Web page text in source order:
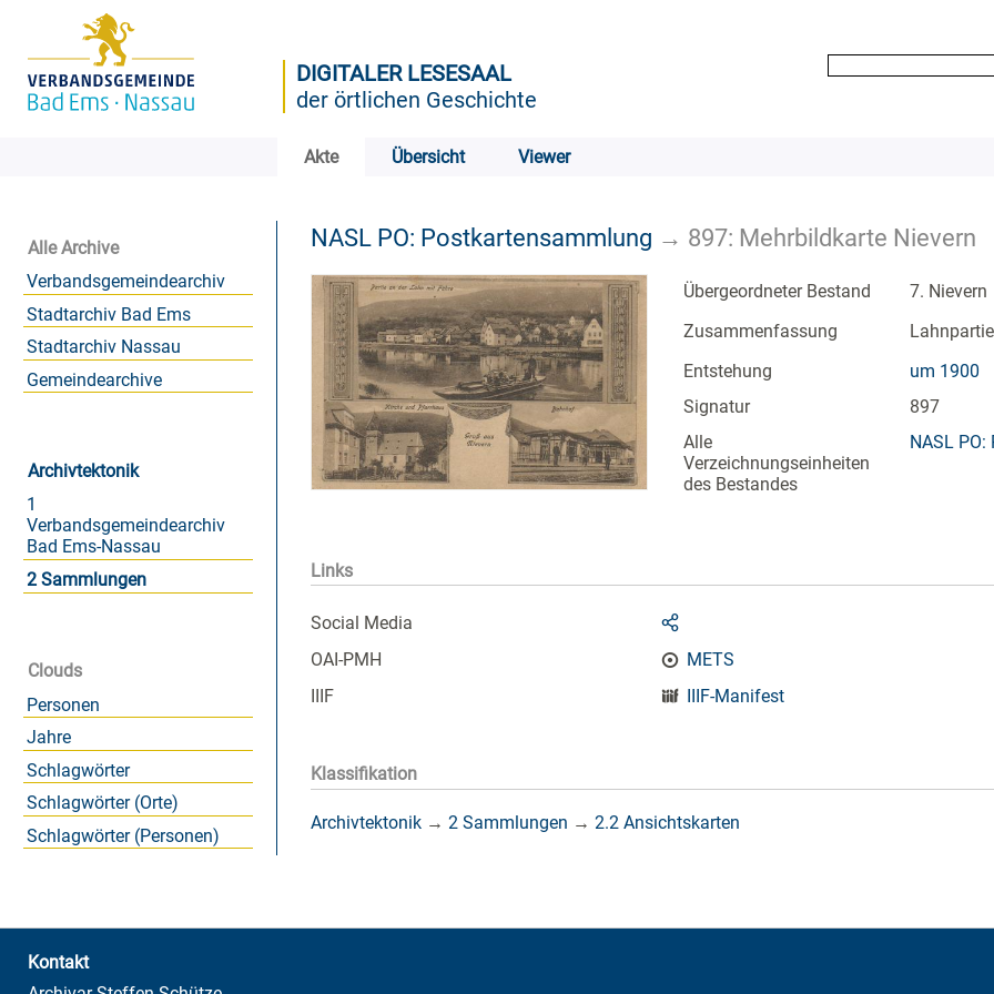
DIGITALER LESESAAL
der örtlichen Geschichte
Akte Übersicht Viewer
Alle Archive
Verbandsgemeindearchiv
Stadtarchiv Bad Ems
Stadtarchiv Nassau
Gemeindearchive
Archivtektonik
1
Verbandsgemeindearchiv
Bad Ems-Nassau
2 Sammlungen
Clouds
Personen
Jahre
Schlagwörter
Schlagwörter (Orte)
Schlagwörter (Personen)
NASL PO: Postkartensammlung → 897: Mehrbildkarte Nievern
Übergeordneter Bestand
7. Nievern
Zusammenfassung
Entstehung
um 1900
Signatur
897
Alle
Verzeichnungseinheiten
des Bestandes
NASL
Links
Social Media
OAI-PMH
METS
IIIF
IIIF-Manifest
Klassifikation
Archivtektonik → 2 Sammlungen → 2.2 Ansichtskarten
Kontakt